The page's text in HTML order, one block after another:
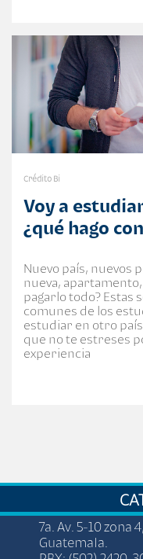
Crédito Bi
Voy a
¿qué hago
Nuevo país, nuevos
nueva, apartamento,
pagarlo todo? Estas
comunes de los
estudiar en otro
que no te estreses
experiencia
7a. Av. 5-10 zona
Guatemala.